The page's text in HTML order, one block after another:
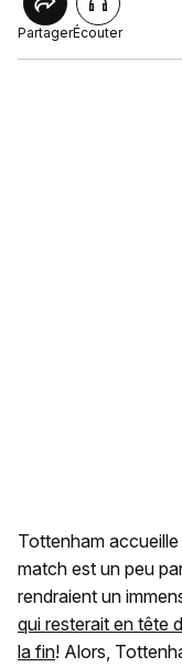
PartagerÉcouter
Tottenham accueille
match est un peu
rendraient un
qui resterait en tête
la fin! Alors,